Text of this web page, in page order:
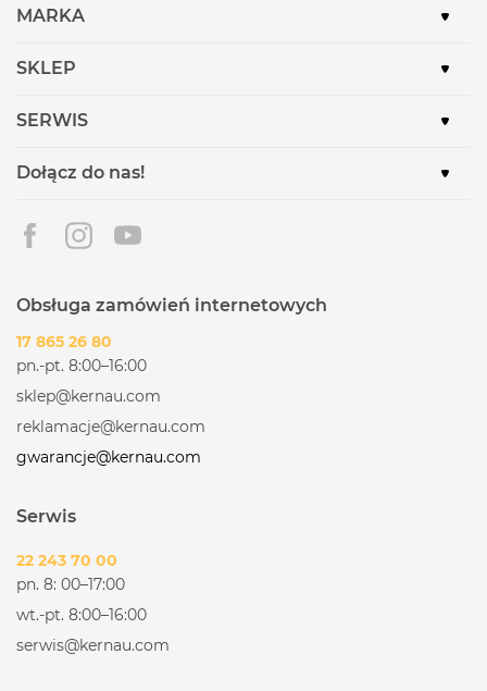
MARKA
SKLEP
SERWIS
Dołącz do nas!
Obsługa zamówień internetowych
17 865 26 80
pn.-pt. 8:00–16:00
sklep@kernau.com
reklamacje@kernau.com
gwarancje@kernau.com
Serwis
22 243 70 00
pn. 8: 00–17:00
wt.-pt. 8:00–16:00
serwis@kernau.com